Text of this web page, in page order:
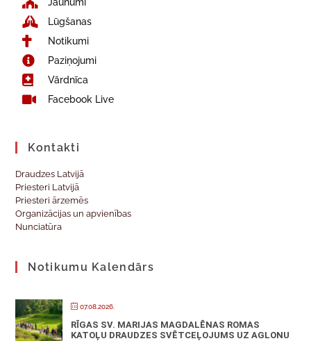
Lūgšanas
Notikumi
Paziņojumi
Vārdnīca
Facebook Live
Kontakti
Draudzes Latvijā
Priesteri Latvijā
Priesteri ārzemēs
Organizācijas un apvienības
Nunciatūra
Notikumu Kalendārs
07.08.2026.
RĪGAS SV. MARIJAS MAGDALĒNAS ROMAS
KATOĻU DRAUDZES SVĒTCEĻOJUMS UZ AGLONU